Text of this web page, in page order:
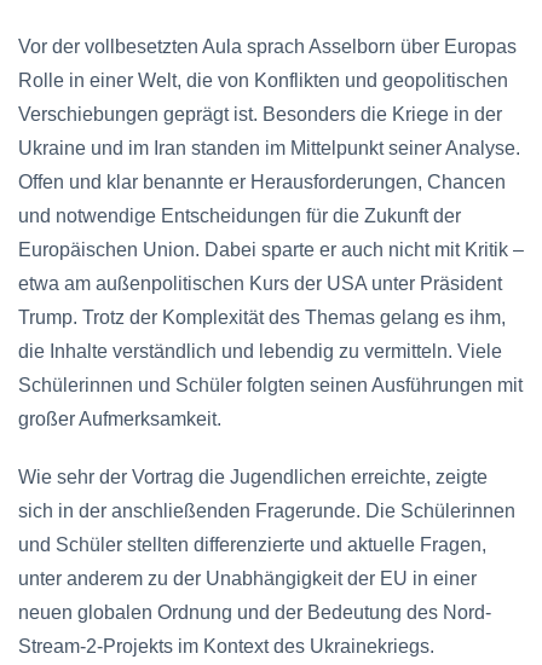
Vor der vollbesetzten Aula sprach Asselborn über Europas
Rolle in einer Welt, die von Konflikten und geopolitischen
Verschiebungen geprägt ist. Besonders die Kriege in der
Ukraine und im Iran standen im Mittelpunkt seiner Analyse.
Offen und klar benannte er Herausforderungen, Chancen
und notwendige Entscheidungen für die Zukunft der
Europäischen Union. Dabei sparte er auch nicht mit Kritik –
etwa am außenpolitischen Kurs der USA unter Präsident
Trump. Trotz der Komplexität des Themas gelang es ihm,
die Inhalte verständlich und lebendig zu vermitteln. Viele
Schülerinnen und Schüler folgten seinen Ausführungen mit
großer Aufmerksamkeit.
Wie sehr der Vortrag die Jugendlichen erreichte, zeigte
sich in der anschließenden Fragerunde. Die Schülerinnen
und Schüler stellten differenzierte und aktuelle Fragen,
unter anderem zu der Unabhängigkeit der EU in einer
neuen globalen Ordnung und der Bedeutung des Nord-
Stream-2-Projekts im Kontext des Ukrainekriegs.